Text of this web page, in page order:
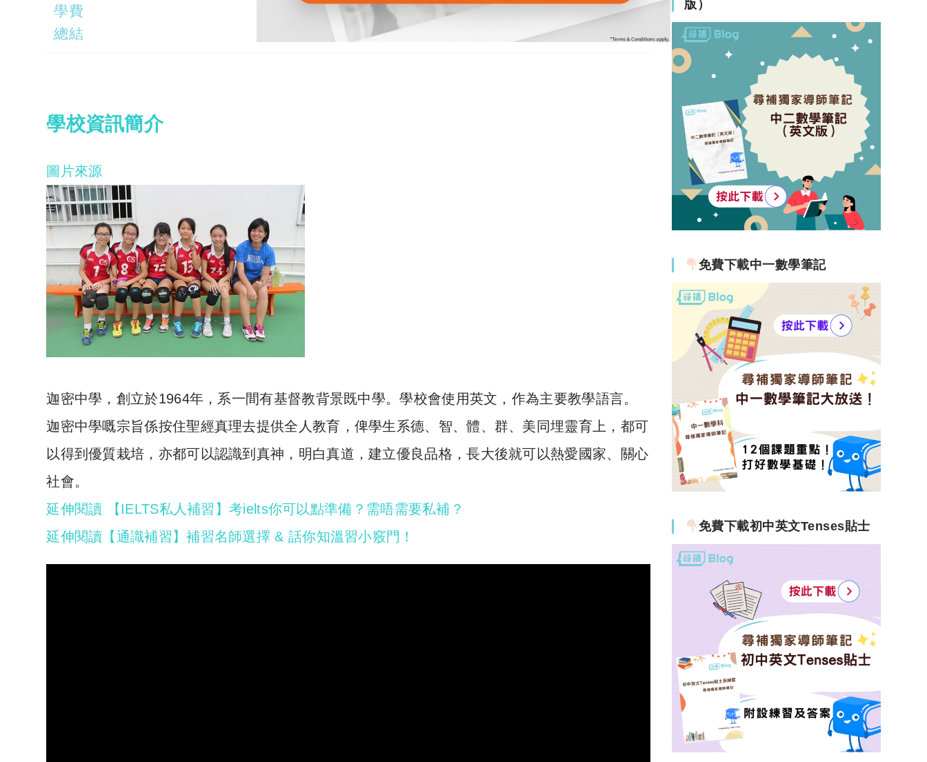
學費
總結
學校資訊簡介
圖片來源
迦密中學，創立於1964年，系一間有基督教背景既中學。學校會使用英文，作為主要教學語言。
迦密中學嘅宗旨係按住聖經真理去提供全人教育，俾學生系德、智、體、群、美同埋靈育上，都可
以得到優質栽培，亦都可以認識到真神，明白真道，建立優良品格，長大後就可以熱愛國家、關心
社會。
延伸閱讀 【IELTS私人補習】考ielts你可以點準備？需唔需要私補？
延伸閱讀【通識補習】補習名師選擇 & 話你知溫習小竅門！
版）
免費下載中一數學筆記
免費下載初中英文Tenses貼士